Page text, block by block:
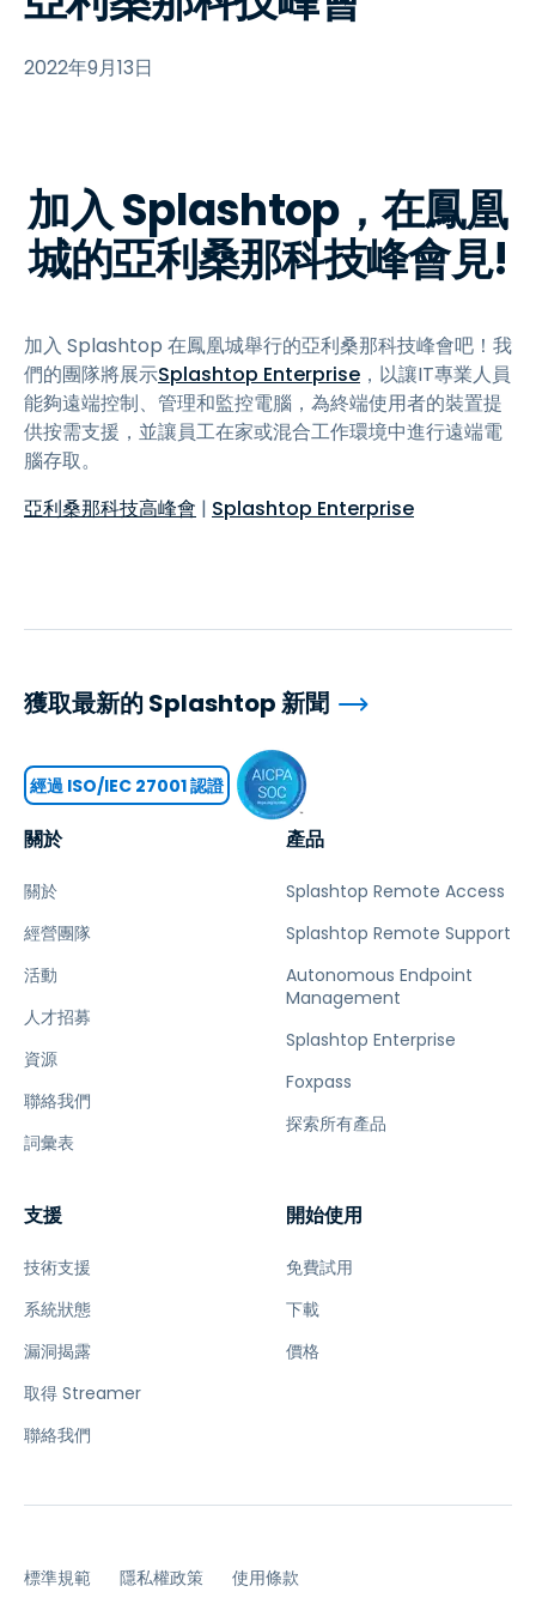
2022年9月13日
加入 Splashtop，在鳳凰
城的亞利桑那科技峰會見!
加入 Splashtop 在鳳凰城舉行的亞利桑那科技峰會吧！我
們的團隊將展示Splashtop Enterprise ，以讓IT專業人員
能夠遠端控制、管理和監控電腦，為終端使用者的裝置提
供按需支援，並讓員工在家或混合工作環境中進行遠端電
腦存取。
亞利桑那科技高峰會 | Splashtop Enterprise
關於
關於
經營團隊
活動
人才招募
資源
聯絡我們
詞彙表
產品
Splashtop Remote Access
Splashtop Remote Support
Autonomous Endpoint
Management
Splashtop Enterprise
Foxpass
探索所有產品
支援
技術支援
系統狀態
漏洞揭露
取得 Streamer
聯絡我們
開始使用
免費試用
下載
價格
獲取最新的 Splashtop 新聞
經過 ISO/IEC 27001 認證
標準規範 隱私權政策 使用條款